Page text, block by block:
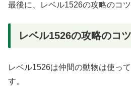
最後に、レベル1526の攻略のコツ
レベル1526の攻略のコツ
レベル1526は仲間の動物は使っ
す。